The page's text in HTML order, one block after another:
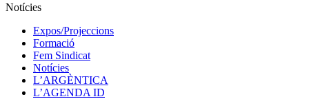
Notícies
Expos/Projeccions
Formació
Fem Sindicat
Notícies
L’ARGÈNTICA
L’AGENDA ID